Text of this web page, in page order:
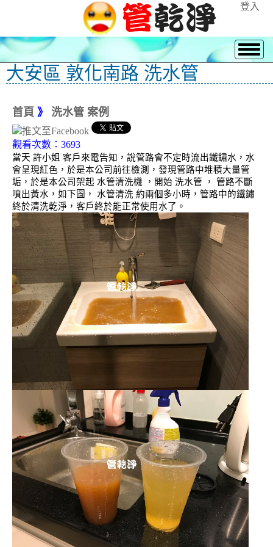
登入
大安區 敦化南路 洗水管
首頁 》 洗水管 案例
觀看次數：3693
當天 許小姐 客戶來電告知，說管路會不定時流出鐵鏽水，水
會呈現紅色，於是本公司前往檢測，發現管路中堆積大量管
垢，於是本公司架起 水管清洗機 ，開始 洗水管 ， 管路不斷
噴出黃水，如下圖， 水管清洗 約兩個多小時，管路中的鐵鏽
終於清洗乾淨，客戶終於能正常使用水了。